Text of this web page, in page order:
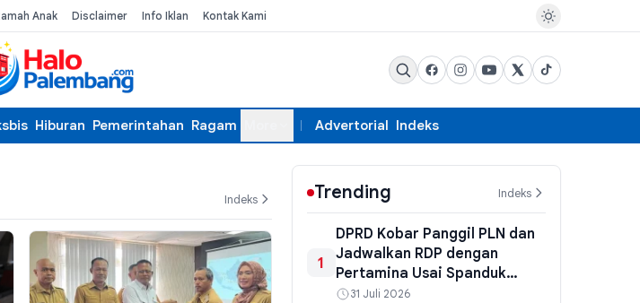
Anak Disclaimer Info Iklan Kontak Kami
Hiburan Pemerintahan Ragam Advertorial Indeks
Indeks Trending Indeks
1
DPRD Kobar Panggil PLN dan
Jadwalkan RDP dengan
Pertamina Usai Spanduk
Kritik Viral
31 Juli 2026